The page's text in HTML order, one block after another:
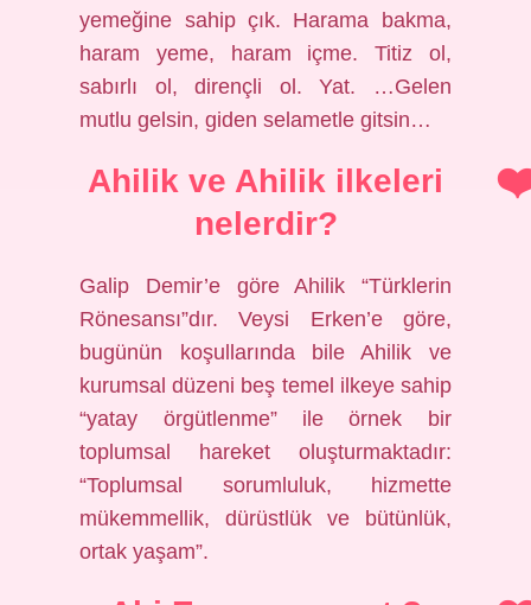
yemeğine sahip çık. Harama bakma,
haram yeme, haram içme. Titiz ol,
sabırlı ol, dirençli ol. Yat. …Gelen
mutlu gelsin, giden selametle gitsin…
Ahilik ve Ahilik ilkeleri
nelerdir?
Galip Demir’e göre Ahilik “Türklerin
Rönesansı”dır. Veysi Erken’e göre,
bugünün koşullarında bile Ahilik ve
kurumsal düzeni beş temel ilkeye sahip
“yatay örgütlenme” ile örnek bir
toplumsal hareket oluşturmaktadır:
“Toplumsal sorumluluk, hizmette
mükemmellik, dürüstlük ve bütünlük,
ortak yaşam”.